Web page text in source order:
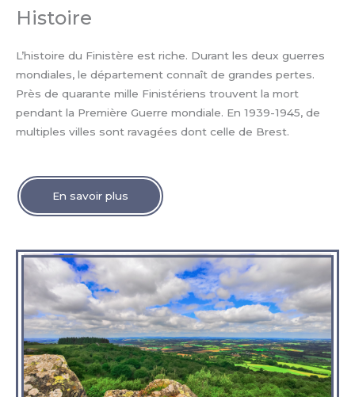
Histoire
L’histoire du Finistère est riche. Durant les deux guerres
mondiales, le département connaît de grandes pertes.
Près de quarante mille Finistériens trouvent la mort
pendant la Première Guerre mondiale. En 1939-1945, de
multiples villes sont ravagées dont celle de Brest.
En savoir plus